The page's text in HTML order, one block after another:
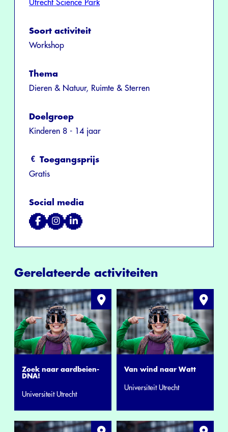
Utrecht Science Park
Soort activiteit
Workshop
Thema
Dieren & Natuur, Ruimte & Sterren
Doelgroep
Kinderen 8 - 14 jaar
Toegangsprijs
Gratis
Social media
Gerelateerde activiteiten
Zoek naar aardbeien-
DNA!
Universiteit Utrecht
Van wind naar Watt
Universiteit Utrecht